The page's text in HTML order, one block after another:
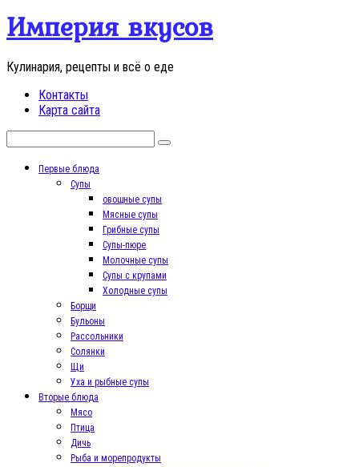
Перейти
контенту
Империя вкусов
Кулинария, рецепты и всё о еде
Контакты
Карта сайта
Первые блюда
Супы
овощные супы
Мясные супы
Грибные супы
Супы-пюре
Молочные супы
Супы с крупами
Холодные супы
Борщи
Бульоны
Рассольники
Солянки
Щи
Уха и рыбные супы
Вторые блюда
Мясо
Птица
Дичь
Рыба и морепродукты